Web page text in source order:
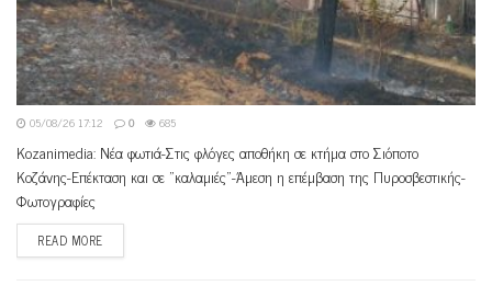
05/08/26 17:12 0 685
Kozanimedia: Νέα φωτιά-Στις φλόγες αποθήκη σε κτήμα στο Σιόποτο
Κοζάνης-Επέκταση και σε "καλαμιές"-Άμεση η επέμβαση της Πυροσβεστικής-
Φωτογραφίες
READ MORE